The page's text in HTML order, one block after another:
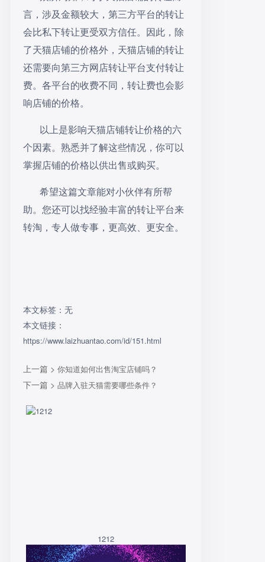
言，涉及金额较大，第三方平台的转让
会比私下转让更受双方信任。因此，除
了天猫店铺的价格外，天猫店铺的转让
还需要向第三方网店转让平台支付转让
费。各平台的收费不同，转让费也会影
响店铺的价格。
以上是影响天猫店铺转让价格的六
个因素。熟悉并了解这些情况，你可以
掌握店铺的价格以供出售或购买。
希望这篇文章能对小伙伴有所帮
助。您还可以找经验丰富的转让平台来
转淘，专人做专事，更高效、更安全。
本文标签：无
本文链接：
https://www.laizhuantao.com/id/151.html
上一篇 > 你知道如何出售淘宝店铺吗？
下一篇 > 品牌入驻天猫需要哪些条件？
1212